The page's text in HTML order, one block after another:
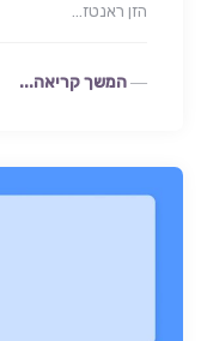
הזן ראנטז…
המשך קריאה...